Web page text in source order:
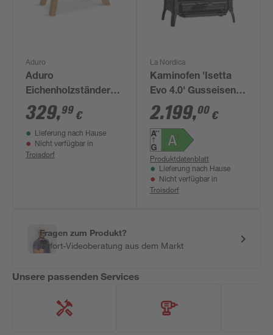
Aduro
Aduro
Eichenholzständer
für Bioethanol-Ofen
329,99 €
Lieferung nach Hause
Nicht verfügbar in
Troisdorf
La Nordica
Kaminofen 'Isetta
Evo 4.0' Gusseisen
schwarz 7,3 kW
2.199,00 €
Produktdatenblatt
Lieferung nach Hause
Nicht verfügbar in
Troisdorf
Fragen zum Produkt?
Sofort-Videoberatung aus dem Markt
Unsere passenden Services